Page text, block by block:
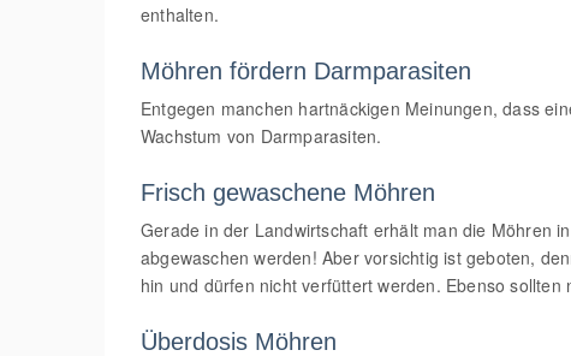
enthalten.
Möhren fördern Darmparasiten
Entgegen manchen hartnäckigen Meinungen, dass
Wachstum von Darmparasiten.
Frisch gewaschene Möhren
Gerade in der Landwirtschaft erhält man die Möhren
abgewaschen werden! Aber vorsichtig ist geboten,
hin und dürfen nicht verfüttert werden. Ebenso
Überdosis Möhren